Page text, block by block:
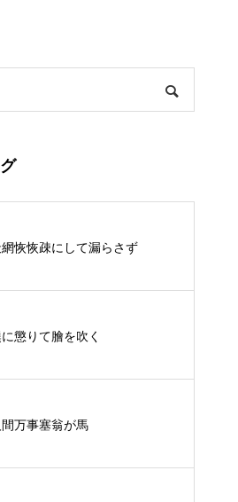
網恢恢疎にして漏らさず
懲りて膾を吹く
間万事塞翁が馬